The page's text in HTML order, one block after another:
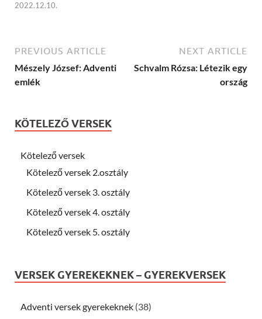
2022.12.10.
PREVIOUS ARTICLE
Mészely József: Adventi
emlék
NEXT ARTICLE
Schvalm Rózsa: Létezik egy
ország
KÖTELEZŐ VERSEK
Kötelező versek
Kötelező versek 2.osztály
Kötelező versek 3. osztály
Kötelező versek 4. osztály
Kötelező versek 5. osztály
VERSEK GYEREKEKNEK – GYEREKVERSEK
Adventi versek gyerekeknek (38)